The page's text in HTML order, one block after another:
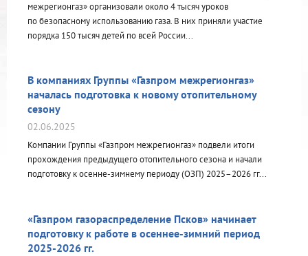
межрегионгаз» организовали около 4 тысяч уроков
по безопасному использованию газа. В них приняли участие
порядка 150 тысяч детей по всей России...
В компаниях Группы «Газпром межрегионгаз»
началась подготовка к новому отопительному
сезону
02.06.2025
Компании Группы «Газпром межрегионгаз» подвели итоги
прохождения предыдущего отопительного сезона и начали
подготовку к осенне-зимнему периоду (ОЗП) 2025–2026 гг...
«Газпром газораспределение Псков» начинает
подготовку к работе в осеннее-зимний период
2025-2026 гг.